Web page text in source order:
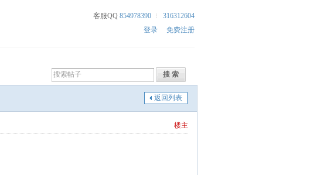
客服QQ 854978390
316312604
登录
免费注册
返回列表
楼主